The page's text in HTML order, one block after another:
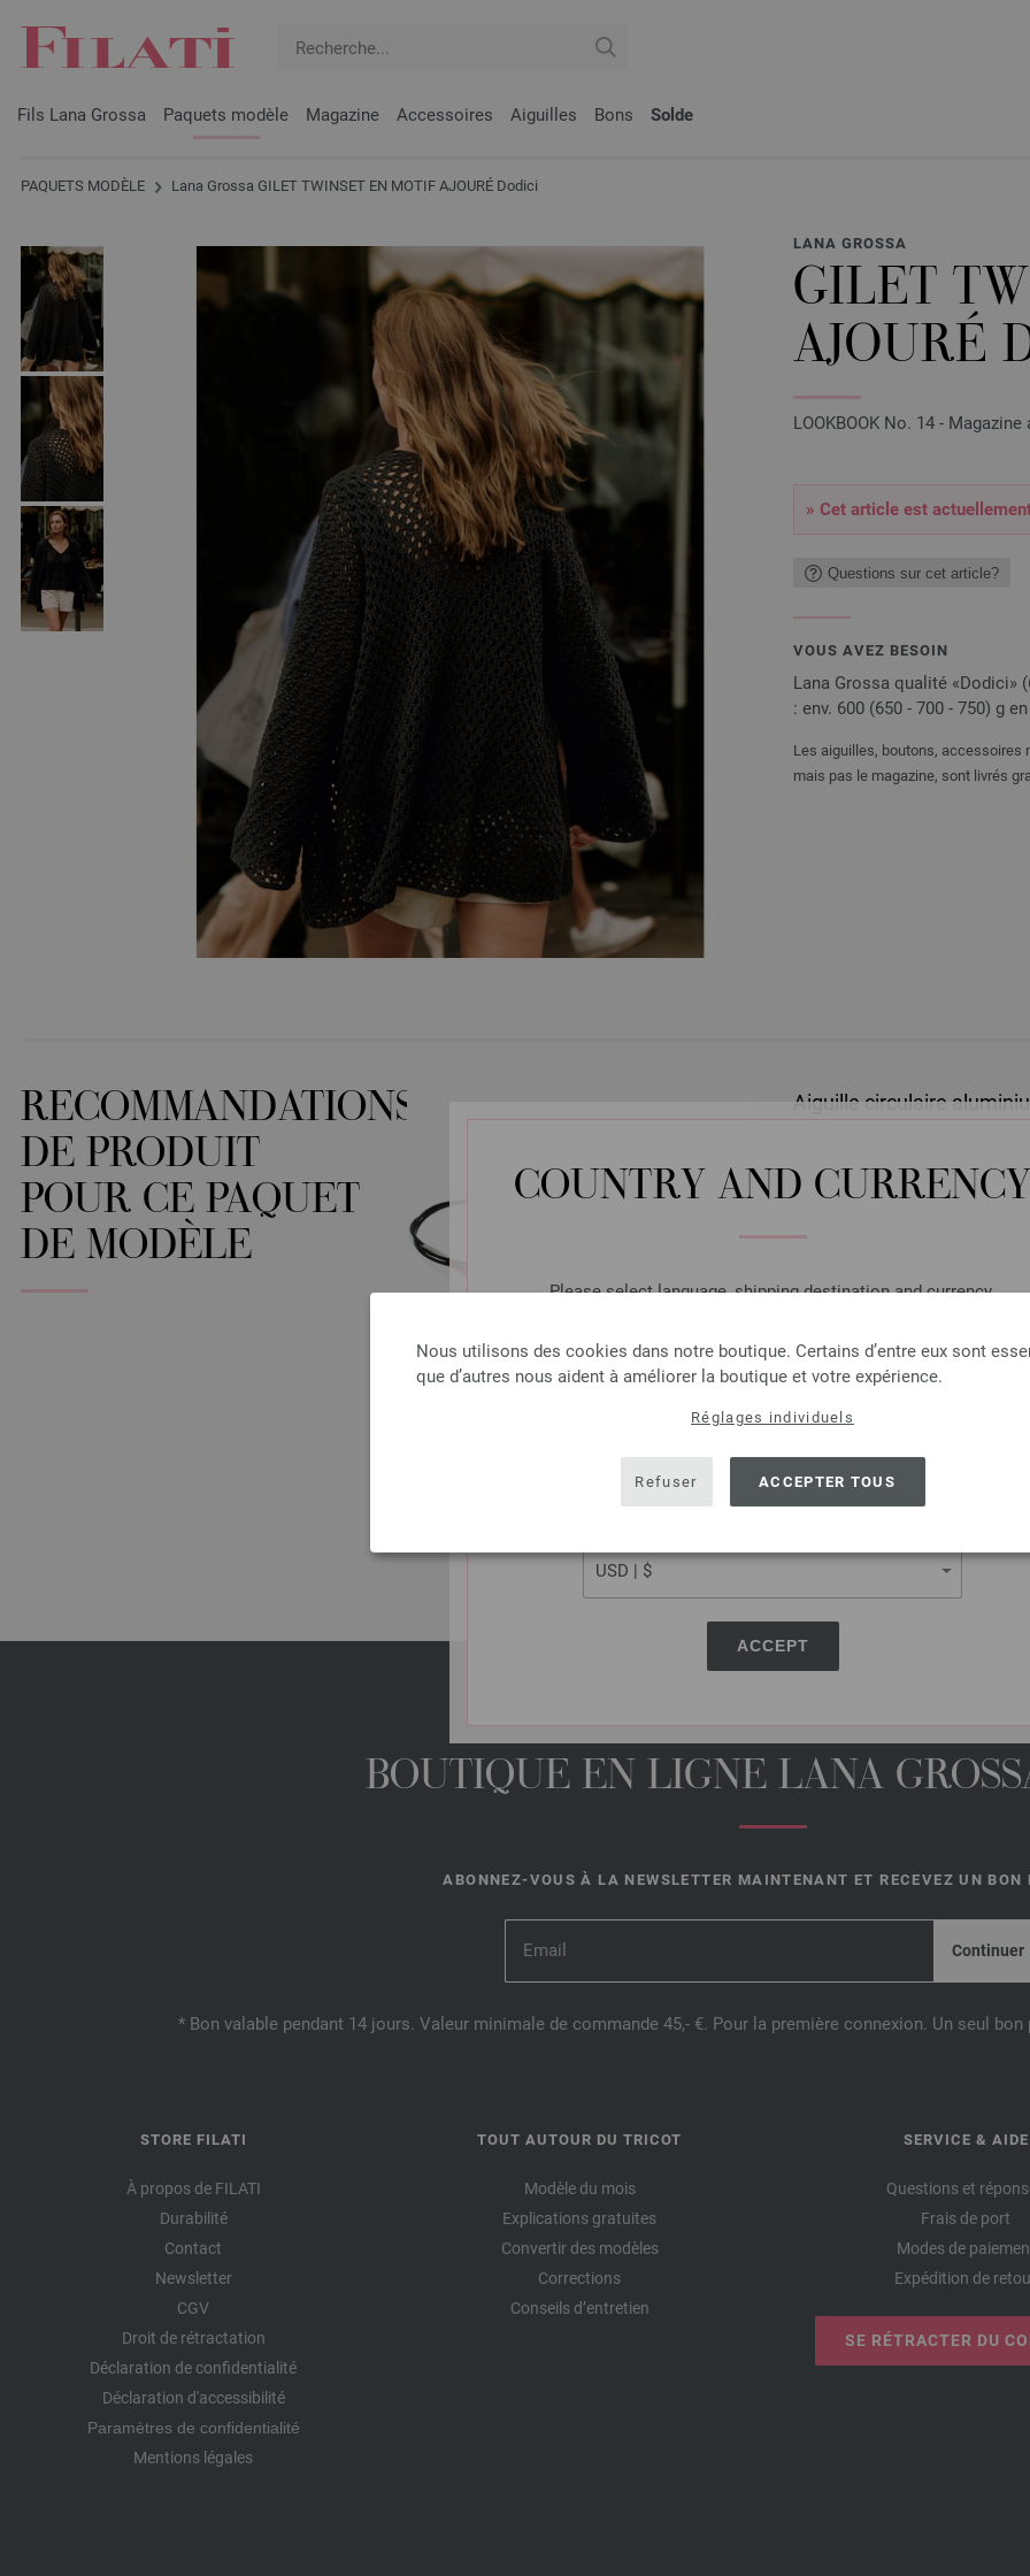
COUNTRY AND CURRENCY
Please select language, shipping destination and currency.
USA - The United States of America
ACCEPT
Nous utilisons des cookies dans notre boutique. Certains d’entre eux sont
que d’autres nous aident à améliorer la boutique et votre expérience.
Réglages individuels
Refuser ACCEPTER TOUS
Fils Lana Grossa Paquets modèle Magazine Accessoires Aiguilles Bons Solde
PAQUETS MODÈLE Lana Grossa GILET TWINSET EN MOTIF AJOURÉ Dodici
LANA GROSSA
GILET
AJOURÉ
LOOKBOOK No. 14 -
» Cet article est
Questions sur cet article?
VOUS AVEZ BESOIN
Lana Grossa qualité «Dodici»
: env. 600 (650 - 700 - 750) g
Les aiguilles, boutons, accessoires
mais pas le magazine, sont livrés
RECOMMANDATIONS
DE PRODUIT
POUR CE PAQUET
DE MODÈLE
Aiguille circulaire
Aiguille circulaire aluminium
4,62 €
Ajouter à liste d'envies
BOUTIQUE EN LIGNE LANA
ABONNEZ-VOUS À LA NEWSLETTER MAINTENANT ET RECEVEZ UN BON
* Bon valable pendant 14 jours. Valeur minimale de commande 45,- €. Pour la première connexion. Un seul
STORE FILATI
À propos de FILATI
Durabilité
Contact
Newsletter
CGV
Droit de rétractation
Déclaration de confidentialité
Déclaration d'accessibilité
Paramètres de confidentialité
Mentions légales
TOUT AUTOUR DU TRICOT
Modèle du mois
Explications gratuites
Convertir des modèles
Corrections
Conseils d’entretien
SERVICE & AIDE
Questions et
Frais de port
Modes de
Expédition de
SE RÉTRACTER DU